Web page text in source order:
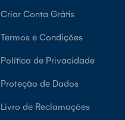
Criar Conta Grátis
Termos e Condições
Política de Privacidade
Proteção de Dados
Livro de Reclamações